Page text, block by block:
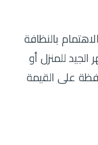
بالنظافة
للمنزل أو
على القيمة